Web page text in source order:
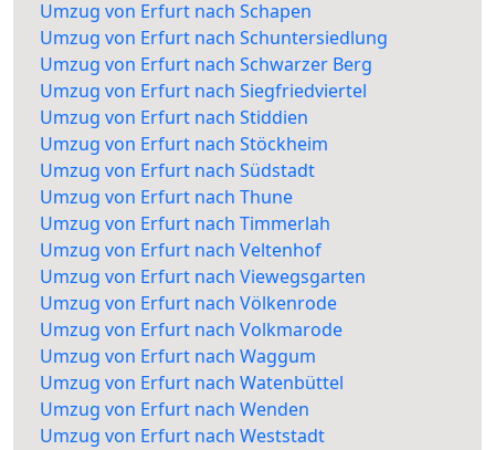
Umzug von Erfurt nach Schapen
Umzug von Erfurt nach Schuntersiedlung
Umzug von Erfurt nach Schwarzer Berg
Umzug von Erfurt nach Siegfriedviertel
Umzug von Erfurt nach Stiddien
Umzug von Erfurt nach Stöckheim
Umzug von Erfurt nach Südstadt
Umzug von Erfurt nach Thune
Umzug von Erfurt nach Timmerlah
Umzug von Erfurt nach Veltenhof
Umzug von Erfurt nach Viewegsgarten
Umzug von Erfurt nach Völkenrode
Umzug von Erfurt nach Volkmarode
Umzug von Erfurt nach Waggum
Umzug von Erfurt nach Watenbüttel
Umzug von Erfurt nach Wenden
Umzug von Erfurt nach Weststadt